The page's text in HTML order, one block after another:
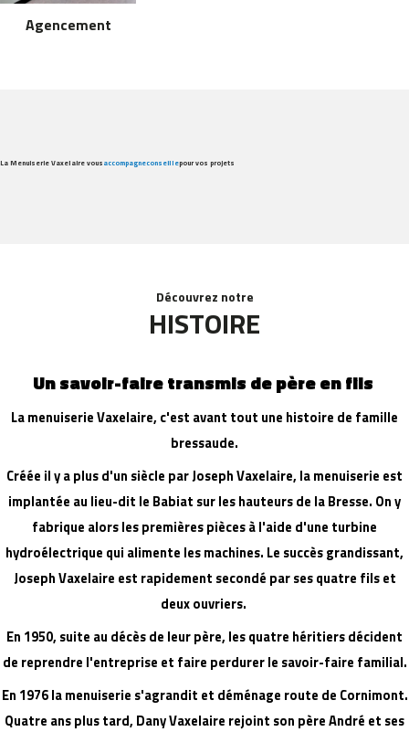
Agencement
La Menuiserie Vaxelaire vousaccompagneconseillepour vos projets
Découvrez notre
HISTOIRE
Un savoir-faire transmis de père en fils
La menuiserie Vaxelaire, c'est avant tout une histoire de famille
bressaude.
Créée il y a plus d'un siècle par Joseph Vaxelaire, la menuiserie est
implantée au lieu-dit le Babiat sur les hauteurs de la Bresse. On y
fabrique alors les premières pièces à l'aide d'une turbine
hydroélectrique qui alimente les machines. Le succès grandissant,
Joseph Vaxelaire est rapidement secondé par ses quatre fils et
deux ouvriers.
En 1950, suite au décès de leur père, les quatre héritiers décident
de reprendre l'entreprise et faire perdurer le savoir-faire familial.
En 1976 la menuiserie s'agrandit et déménage route de Cornimont.
Quatre ans plus tard, Dany Vaxelaire rejoint son père André et ses